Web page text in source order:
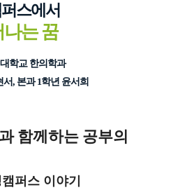
스에서
나는 꿈
학교 한의학과
서, 본과 1학년 윤서희
함께하는 공부의
퍼스 이야기